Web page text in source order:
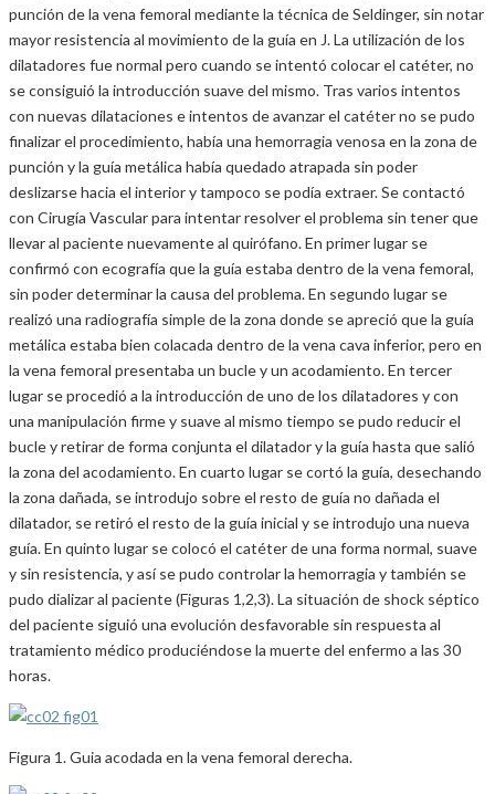
punción de la vena femoral mediante la técnica de Seldinger, sin notar
mayor resistencia al movimiento de la guía en J. La utilización de los
dilatadores fue normal pero cuando se intentó colocar el catéter, no
se consiguió la introducción suave del mismo. Tras varios intentos
con nuevas dilataciones e intentos de avanzar el catéter no se pudo
finalizar el procedimiento, había una hemorragia venosa en la zona de
punción y la guía metálica había quedado atrapada sin poder
deslizarse hacia el interior y tampoco se podía extraer. Se contactó
con Cirugía Vascular para intentar resolver el problema sin tener que
llevar al paciente nuevamente al quirófano. En primer lugar se
confirmó con ecografía que la guía estaba dentro de la vena femoral,
sin poder determinar la causa del problema. En segundo lugar se
realizó una radiografía simple de la zona donde se apreció que la guía
metálica estaba bien colacada dentro de la vena cava inferior, pero en
la vena femoral presentaba un bucle y un acodamiento. En tercer
lugar se procedió a la introducción de uno de los dilatadores y con
una manipulación firme y suave al mismo tiempo se pudo reducir el
bucle y retirar de forma conjunta el dilatador y la guía hasta que salió
la zona del acodamiento. En cuarto lugar se cortó la guía, desechando
la zona dañada, se introdujo sobre el resto de guía no dañada el
dilatador, se retiró el resto de la guía inicial y se introdujo una nueva
guía. En quinto lugar se colocó el catéter de una forma normal, suave
y sin resistencia, y así se pudo controlar la hemorragia y también se
pudo dializar al paciente (Figuras 1,2,3). La situación de shock séptico
del paciente siguió una evolución desfavorable sin respuesta al
tratamiento médico produciéndose la muerte del enfermo a las 30
horas.
Figura 1. Guia acodada en la vena femoral derecha.